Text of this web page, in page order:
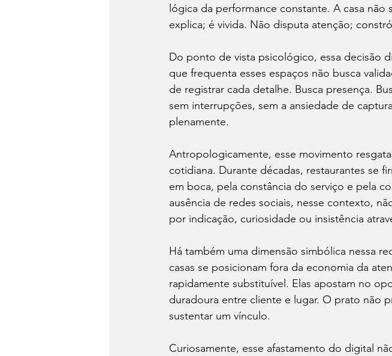
lógica da performance constante. A casa
explica; é vivida. Não disputa atenção;
Do ponto de vista psicológico, essa decisão
que frequenta esses espaços não busca
de registrar cada detalhe. Busca presença.
sem interrupções, sem a ansiedade de
plenamente.
Antropologicamente, esse movimento
cotidiana. Durante décadas, restaurantes se
em boca, pela constância do serviço e pela
ausência de redes sociais, nesse contexto,
por indicação, curiosidade ou insistência
Há também uma dimensão simbólica nessa
casas se posicionam fora da economia da
rapidamente substituível. Elas apostam no
duradoura entre cliente e lugar. O prato não
sustentar um vínculo.
Curiosamente, esse afastamento do digital